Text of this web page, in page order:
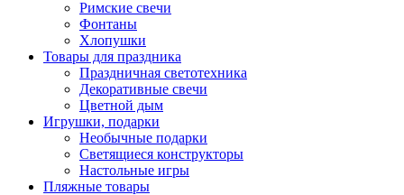
Римские свечи
Фонтаны
Хлопушки
Товары для праздника
Праздничная светотехника
Декоративные свечи
Цветной дым
Игрушки, подарки
Необычные подарки
Светящиеся конструкторы
Настольные игры
Пляжные товары